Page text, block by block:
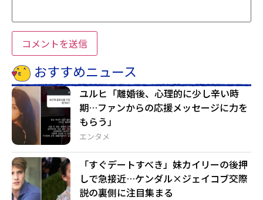
おすすめニュース
エンタメ
ユルヒ「離婚後、心理的に少し辛い時
期…ファンからの応援メッセージに力を
もらう」
「すぐデートすべき」妹カイリーの後押
しで急接近…ケンダル×ジェイコブ交際
説の裏側に注目集まる